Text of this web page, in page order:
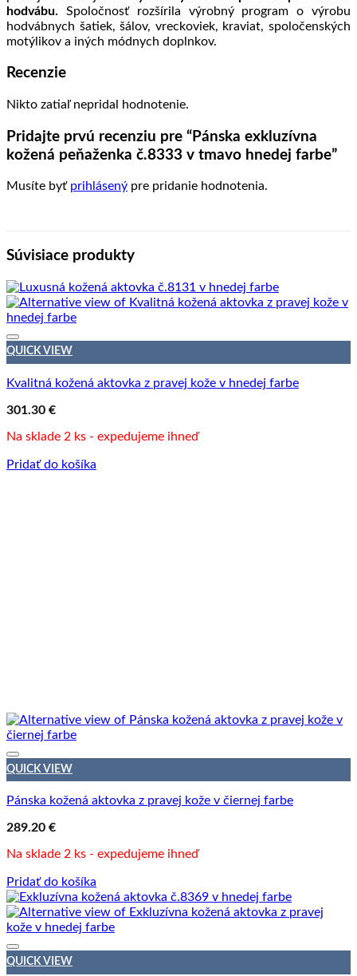
hodvábu. Spoločnosť rozšírila výrobný program o výrobu
hodvábnych šatiek, šálov, vreckoviek, kraviat, spoločenských
motýlikov a iných módnych doplnkov.
Recenzie
Nikto zatiaľ nepridal hodnotenie.
Pridajte prvú recenziu pre “Pánska exkluzívna
kožená peňaženka č.8333 v tmavo hnedej farbe”
Musíte byť prihlásený pre pridanie hodnotenia.
Súvisiace produkty
QUICK VIEW
Kvalitná kožená aktovka z pravej kože v hnedej farbe
301.30 €
Na sklade 2 ks - expedujeme ihneď
Pridať do košíka
QUICK VIEW
Pánska kožená aktovka z pravej kože v čiernej farbe
289.20 €
Na sklade 2 ks - expedujeme ihneď
Pridať do košíka
QUICK VIEW